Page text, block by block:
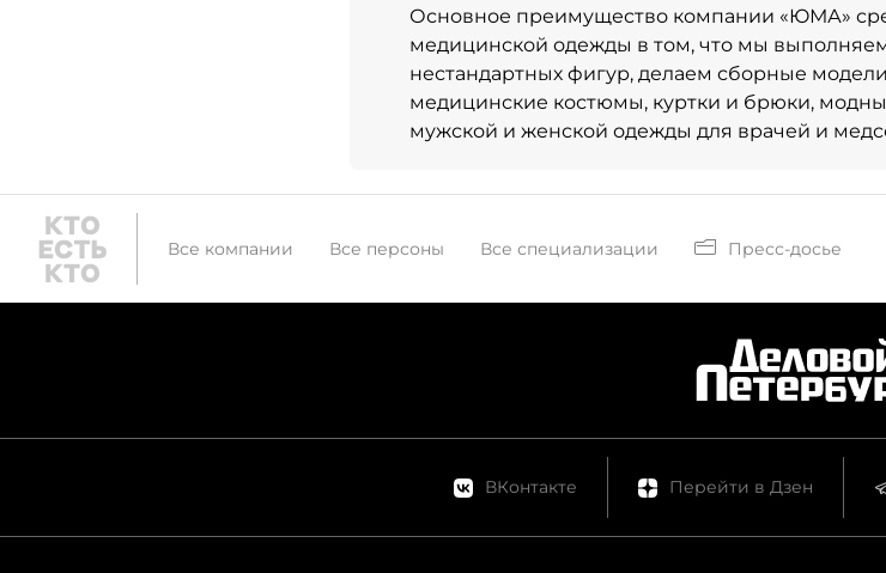
Основное преимущество компании «ЮМА»
медицинской одежды в том, что мы
нестандартных фигур, делаем сборные
медицинские костюмы, куртки и брюки,
мужской и женской одежды для врачей и
Все компании Все персоны Все специализации Пресс-досье
ВКонтакте Перейти в Дзен